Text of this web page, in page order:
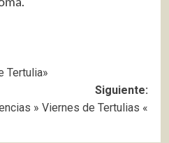
Tertulia»
Siguiente:
» Viernes de Tertulias «